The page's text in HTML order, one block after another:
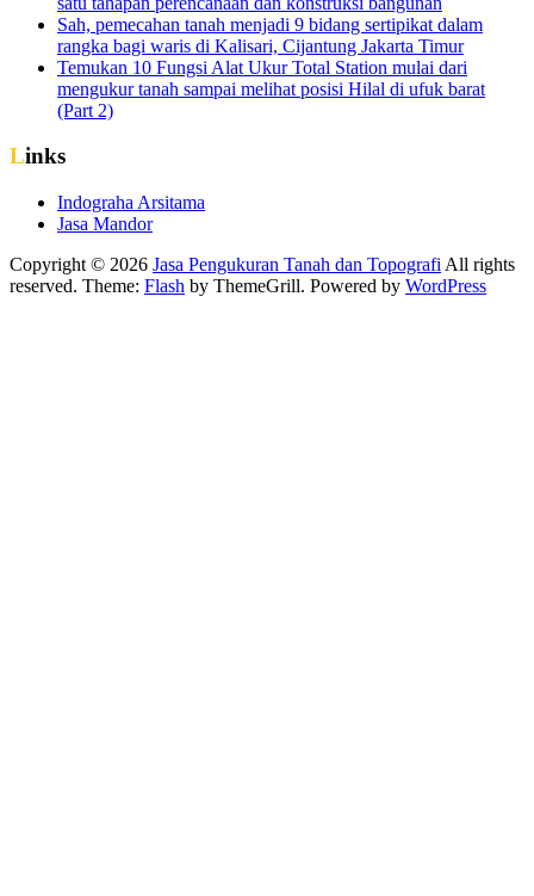
Sah, pemecahan tanah menjadi 9 bidang sertipikat dalam
rangka bagi waris di Kalisari, Cijantung Jakarta Timur
Temukan 10 Fungsi Alat Ukur Total Station mulai dari
mengukur tanah sampai melihat posisi Hilal di ufuk barat
(Part 2)
Links
Indograha Arsitama
Jasa Mandor
Copyright © 2026 Jasa Pengukuran Tanah dan Topografi All rights
reserved. Theme: Flash by ThemeGrill. Powered by WordPress